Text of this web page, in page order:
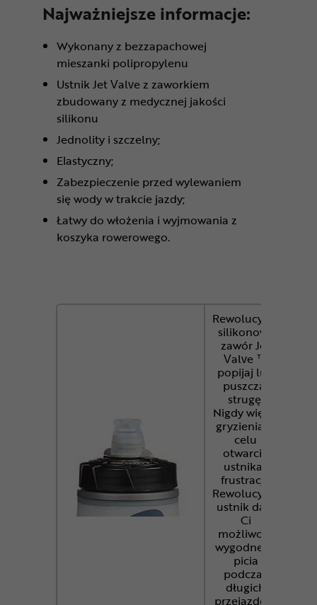
Najważniejsze informacje:
Wykonany z bezzapachowej
mieszanki polipropylenu
Ustnik Jet Valve z zaworkiem
zbudowany z medycznej jakości
silikonu
Jednolity i szczelny;
Elastyczny;
Zabezpieczenie przed wylewaniem
się wody w trakcie jazdy;
Łatwy do włożenia i wyjmowania z
koszyka rowerowego.
Rewolucyjny
silikonowy
zawór Jet
Valve ™
popijaj lub
puszczaj
strugę.
Nigdy więcej
gryzienia w
celu
otwarcia
ustnika i
frustracji!
Rewolucyjny
ustnik daje
Ci
możliwość
wygodnego
picia
podczas
długich
przejazdów.